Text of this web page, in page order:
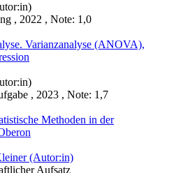
, 2022 , Note: 1,0
Varianzanalyse (ANOVA),
, 2023 , Note: 1,7
Methoden in der
(Autor:in)
Aufsatz